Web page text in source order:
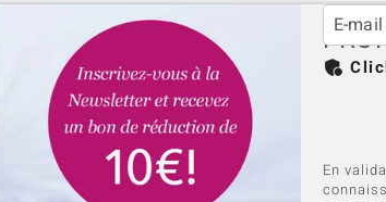
E-
En